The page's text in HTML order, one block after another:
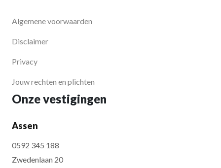
Algemene voorwaarden
Disclaimer
Privacy
Jouw rechten en plichten
Onze vestigingen
Assen
0592 345 188
Zwedenlaan 20